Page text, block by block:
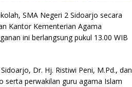
SMA Negeri 2 Sidoarjo secara
Kantor Kementerian Agama
ini berlangsung pukul 13.00 WIB
Dr. Hj. Ristiwi Peni, M.Pd., dan
serta perwakilan guru agama Islam